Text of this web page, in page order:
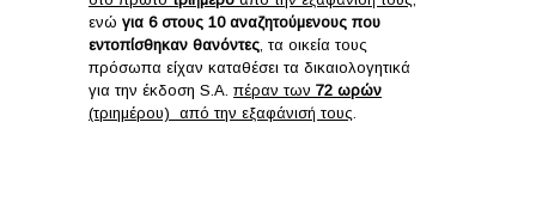
ενώ για 6 στους 10 αναζητούμενους που
εντοπίσθηκαν θανόντες , τα οικεία τους
πρόσωπα είχαν καταθέσει τα δικαιολογητικά
για την έκδοση S.A. πέραν των 72 ωρών
(τριημέρου) από την εξαφάνισή τους